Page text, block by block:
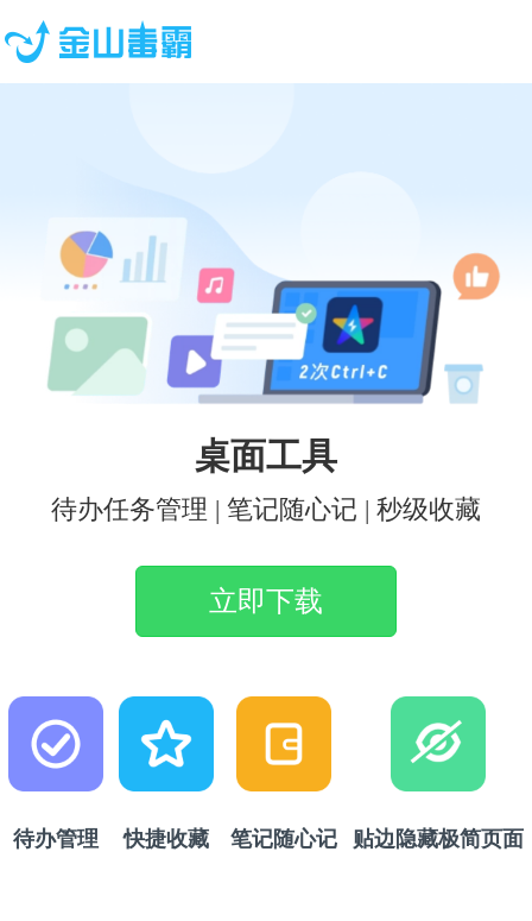
桌面工具
待办任务管理 | 笔记随心记 | 秒级收藏
立即下载
待办管理 快捷收藏 笔记随心记 贴边隐藏极简页面